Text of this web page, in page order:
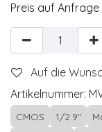
Preis auf Anfrage
Auf die
Artikelnummer:
CMOS 1/2.9"